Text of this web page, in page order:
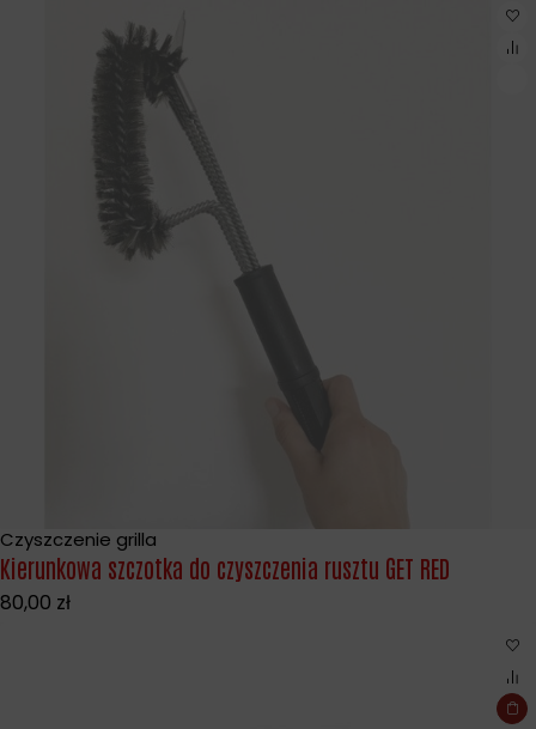
Wyprzedane
Czyszczenie grilla
Kierunkowa szczotka do czyszczenia rusztu GET RED
80,00 zł